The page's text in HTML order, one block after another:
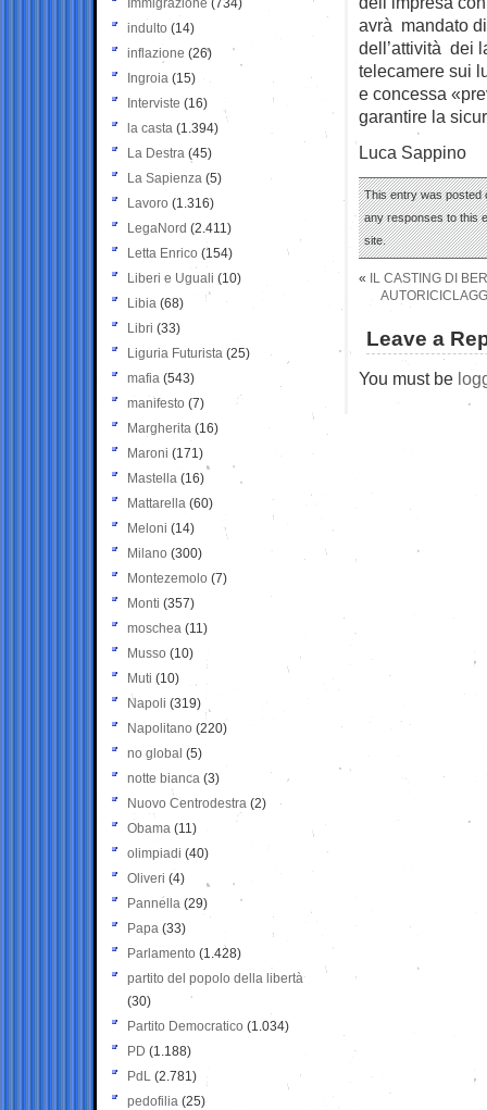
avrà mandato
dell’attività dei
telecamere sui
e concessa
garantire la
Luca Sappino
This entry was posted
any responses to this
site.
«
IL CASTING DI
Leave a
You must be
Immigrazione (734)
indulto (14)
inflazione (26)
Ingroia (15)
Interviste (16)
la casta (1.394)
La Destra (45)
La Sapienza (5)
Lavoro (1.316)
LegaNord (2.411)
Letta Enrico (154)
Liberi e Uguali (10)
Libia (68)
Libri (33)
Liguria Futurista (25)
mafia (543)
manifesto (7)
Margherita (16)
Maroni (171)
Mastella (16)
Mattarella (60)
Meloni (14)
Milano (300)
Montezemolo (7)
Monti (357)
moschea (11)
Musso (10)
Muti (10)
Napoli (319)
Napolitano (220)
no global (5)
notte bianca (3)
Nuovo Centrodestra (2)
Obama (11)
olimpiadi (40)
Oliveri (4)
Pannella (29)
Papa (33)
Parlamento (1.428)
partito del popolo della libertà
(30)
Partito Democratico (1.034)
PD (1.188)
PdL (2.781)
pedofilia (25)